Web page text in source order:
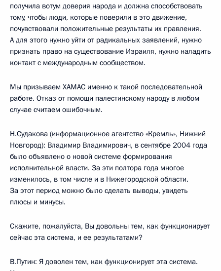
получила вотум доверия народа и должна способствовать
тому, чтобы люди, которые поверили в это движение,
почувствовали положительные результаты их правления.
А для этого нужно уйти от радикальных заявлений, нужно
признать право на существование Израиля, нужно наладить
контакт с международным сообществом.
Мы призываем ХАМАС именно к такой последовательной
работе. Отказ от помощи палестинскому народу в любом
случае считаем ошибочным.
Н.Судакова (информационное агентство «Кремль», Нижний
Новгород): Владимир Владимирович, в сентябре 2004 года
было объявлено о новой системе формирования
исполнительной власти. За эти полтора года многое
изменилось, в том числе и в Нижегородской области.
За этот период можно было сделать выводы, увидеть
плюсы и минусы.
Скажите, пожалуйста, Вы довольны тем, как функционирует
сейчас эта система, и ее результатами?
В.Путин: Я доволен тем, как функционирует эта система.